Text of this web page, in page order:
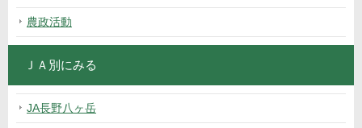
農政活動
ＪＡ別にみる
JA長野八ヶ岳